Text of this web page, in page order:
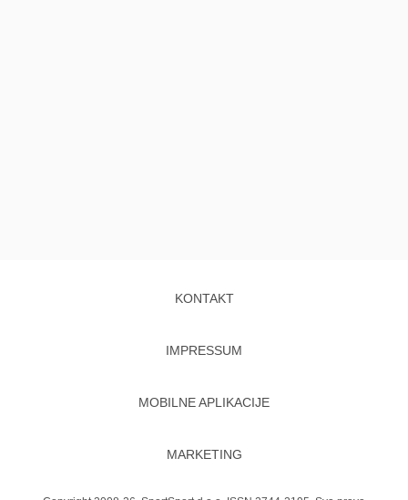
KONTAKT
IMPRESSUM
MOBILNE APLIKACIJE
MARKETING